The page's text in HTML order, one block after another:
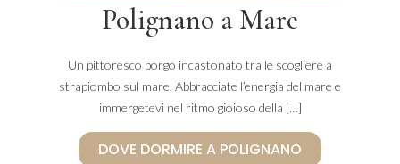
Polignano a Mare
Un pittoresco borgo incastonato tra le scogliere a
strapiombo sul mare. Abbracciate l’energia del mare e
immergetevi nel ritmo gioioso della […]
DOVE DORMIRE A POLIGNANO